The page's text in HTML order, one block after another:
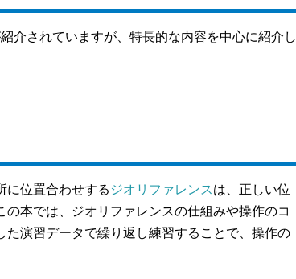
介されていますが、特長的な内容を中心に紹介し
に位置合わせする ジオリファレンスは、正しい位
本では、ジオリファレンスの仕組みや操作のコ
演習データで繰り返し練習することで、操作の